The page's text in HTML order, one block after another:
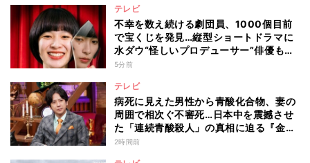
テレビ
不幸を数え続ける劇団員、1000個目前
で宝くじを発見…縦型ショートドラマに
水ダウ“怪しいプロデューサー”俳優も出
演
5分前
テレビ
病死に見えた男性から青酸化合物、妻の
周囲で相次ぐ不審死…日本中を震撼させ
た「連続青酸殺人」の真相に迫る『金曜
ミステリークラブ!!!』
2時間前